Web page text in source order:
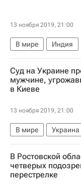
13 ноября 2019, 21:00
В мире Индия
Владимир Путин
Вторая мировая
День Победы
Суд на Украине
мужчине,
в Киеве
13 ноября 2019, 21:00
В мире Украина
Ситуация на
Угроза взрыва
В Ростовской
четверых
перестрелке